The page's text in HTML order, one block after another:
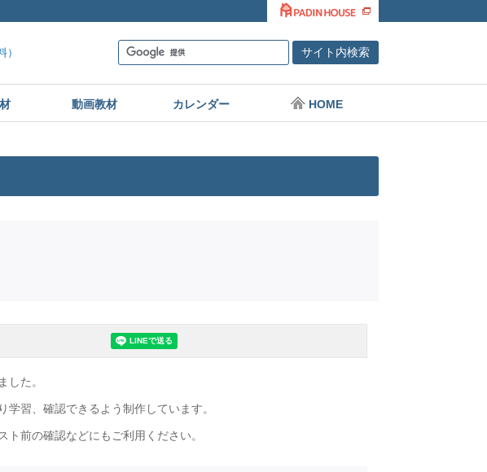
）
動画教材 カレンダー HOME
した。
習、確認できるよう制作しています。
前の確認などにもご利用ください。